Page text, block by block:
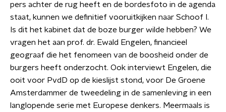
pers achter de rug heeft en de bordesfoto in de agenda
staat, kunnen we definitief vooruitkijken naar Schoof I.
Is dit het kabinet dat de boze burger wilde hebben? We
vragen het aan prof. dr. Ewald Engelen, financieel
geograaf die het fenomeen van de boosheid onder de
burgers heeft onderzocht. Ook interviewt Engelen, die
ooit voor PvdD op de kieslijst stond, voor De Groene
Amsterdammer de tweedeling in de samenleving in een
langlopende serie met Europese denkers. Meermaals is